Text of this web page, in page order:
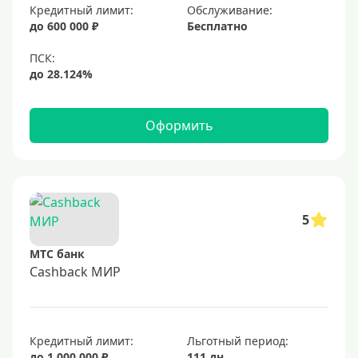
Золотые
Черные
Виртуальные
С бонусами
С кэшбэком на АЗС
С милями
Цель
Для путешествий
Кредитный лимит:
до 600 000 ₽
Обслуживание:
Бесплатно
Оформить
5
МТС банк
Cashback МИР
Кредитный лимит:
Льготный период: